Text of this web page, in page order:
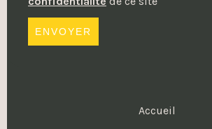
ENVOYER
Accueil